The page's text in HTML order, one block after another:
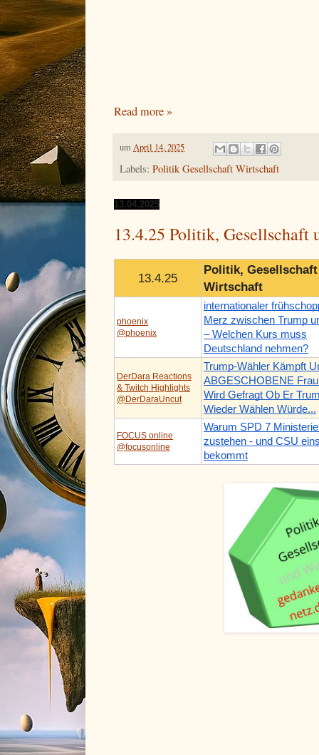
Read more »
umApril 14, 2025
Labels: Politik Gesellschaft Wirtschaft
13.04.2025
13.4.25 Politik, Gesellschaft
13.4.25
Politik,
Wirtschaft
phoenix
@phoenix
internationaler
Merz zwischen Trump
– Welchen Kurs muss
Deutschland nehmen?
DerDara Reactions
& Twitch Highlights
@DerDaraUncut
Trump-Wähler Kämpft
ABGESCHOBENE
Wird Gefragt Ob Er
Wieder Wählen Würde...
FOCUS online
@focusonline
Warum SPD 7
zustehen - und CSU
bekommt